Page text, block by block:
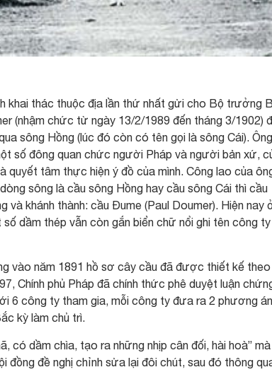
khai thác thuộc địa lần thứ nhất gửi cho Bộ trưởng
(nhậm chức từ ngày 13/2/1989 đến tháng 3/1902)
sông Hồng (lúc đó còn có tên gọi là sông Cái).
số đông quan chức người Pháp và người bản xứ,
quyết tâm thực hiện ý đồ của mình. Công lao của
sông là cầu sông Hồng hay cầu sông Cái thì cầu
khánh thành: cầu Đume (Paul Doumer). Hiện nay
dầm thép vẫn còn gắn biển chữ nổi ghi tên công
vào năm 1891 hồ sơ cây cầu đã được thiết kế theo
Chính phủ Pháp đã chính thức phê duyệt luận
6 công ty tham gia, mỗi công ty đưa ra 2 phương án
kỳ làm chủ trì.
có dầm chìa, tạo ra những nhịp cân đối, hài hoà” mà
đề nghị chỉnh sửa lại đôi chút, sau đó thông